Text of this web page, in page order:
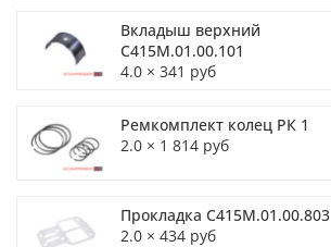
Вкладыш верхний
С415М.01.00.101
4.0 × 341 руб
Ремкомплект колец РК 1
2.0 × 1 814 руб
Прокладка С415М.01.00.803
2.0 × 434 руб